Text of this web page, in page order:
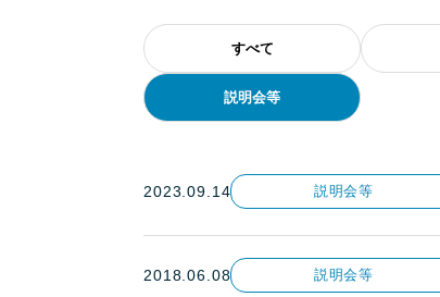
すべて
説明会等
2023.09.14 説明会等
2018.06.08 説明会等